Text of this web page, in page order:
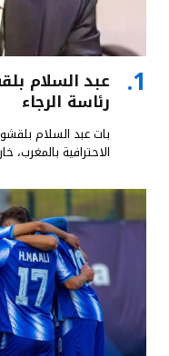
عبد السلام
رئاسة الرجاء
بات عبد السلام
الاحترافية بالمغرب،